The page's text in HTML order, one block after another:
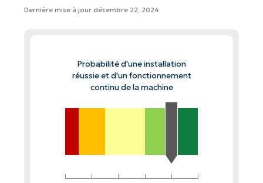
Dernière mise à jour décembre 22, 2024
Probabilité d'une installation
réussie et d'un fonctionnement
continu de la machine